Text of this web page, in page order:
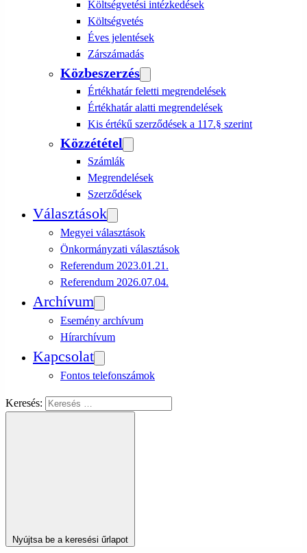
Költségvetési intézkedések
Költségvetés
Éves jelentések
Zárszámadás
Közbeszerzés
Értékhatár feletti megrendelések
Értékhatár alatti megrendelések
Kis értékű szerződések a 117.§ szerint
Közzététel
Számlák
Megrendelések
Szerződések
Választások
Megyei választások
Önkormányzati választások
Referendum 2023.01.21.
Referendum 2026.07.04.
Archívum
Esemény archívum
Hírarchívum
Kapcsolat
Fontos telefonszámok
Keresés:
Nyújtsa be a keresési űrlapot